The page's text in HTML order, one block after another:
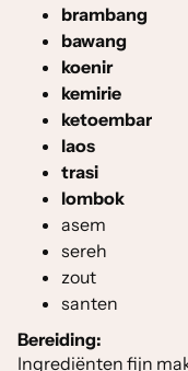
brambang
bawang
koenir
kemirie
ketoembar
laos
trasi
lombok
asem
sereh
zout
santen
Bereiding:
Ingrediënten fijn